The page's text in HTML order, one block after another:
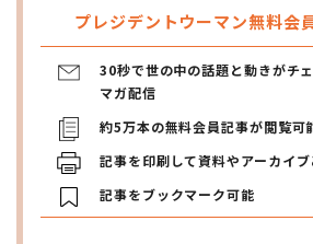
プレジデントウーマン無料会
30秒で世の中の話題と動きがチ
マガ配信
約5万本の無料会員記事が閲覧可
記事を印刷して資料やアーカイ
記事をブックマーク可能